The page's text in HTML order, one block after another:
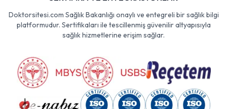
Doktorsitesi.com Sağlık Bakanlığı onaylı ve entegreli bir sağlık bilgi
platformudur. Sertifikaları ile tescillenmiş güvenilir altyapısıyla
sağlık hizmetlerine erişim sağlar.